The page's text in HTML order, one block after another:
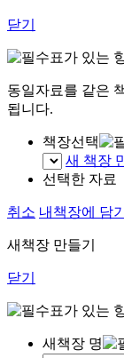
닫기
표가 있는
동일자료를 같은
됩니다.
책장선택
새 책장
선택한 자료
취소 내책장에 담기
새책장 만들기
닫기
표가 있는
새책장 명